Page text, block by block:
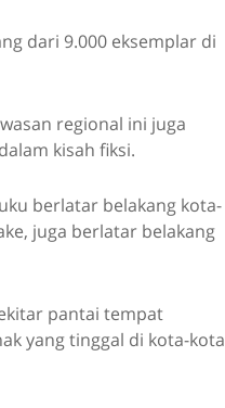
dari 9.000 eksemplar di
regional ini juga
kisah fiksi.
berlatar belakang kota-
juga berlatar belakang
pantai tempat
yang tinggal di kota-kota